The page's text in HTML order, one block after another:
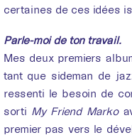
certaines de ces idées
Parle-moi de ton travail.
Mes deux premiers
tant que sideman de
ressenti le besoin de
sorti My Friend Marko
premier pas vers le